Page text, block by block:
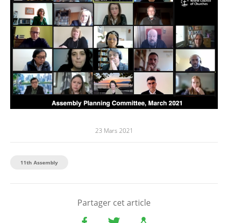
23 Mars 2021
11th Assembly
Partager cet article